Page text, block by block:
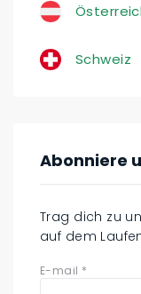
Schweiz
Abonniere
Trag dich zu
auf dem
E-mail *